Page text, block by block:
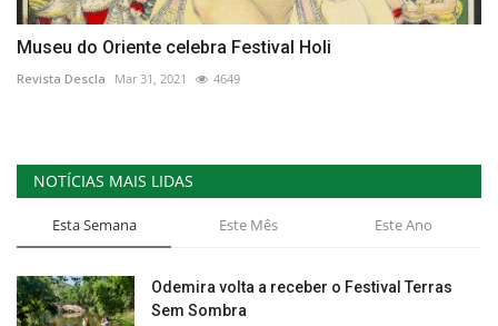
Museu do Oriente celebra Festival Holi
Revista Descla Mar 31, 2021 4649
NOTÍCIAS MAIS LIDAS
Esta Semana Este Mês Este Ano
Odemira volta a receber o Festival Terras
Sem Sombra